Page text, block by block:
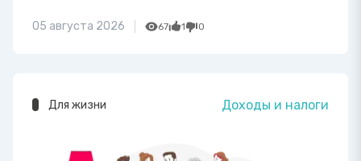
05 августа 2026 67 1 0
Для жизни Доходы и налоги